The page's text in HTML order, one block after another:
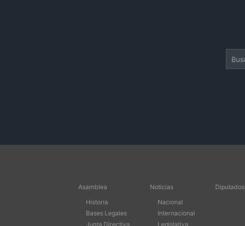
Asamblea
Historia
Bases Legales
Junta Directiva
Noticias
Nacional
Internacional
Legislativa
Diputados